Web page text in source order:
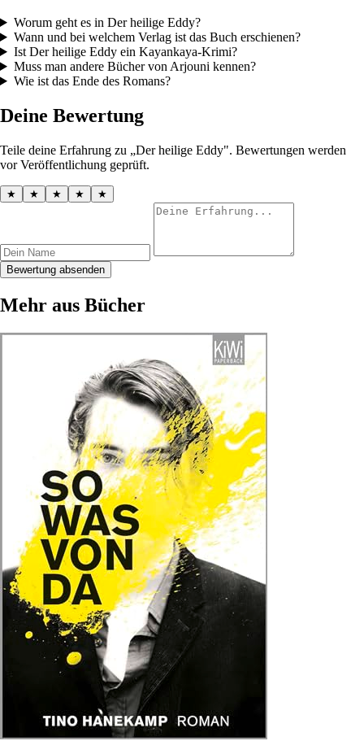
Worum geht es in Der heilige Eddy?
Wann und bei welchem Verlag ist das Buch erschienen?
Ist Der heilige Eddy ein Kayankaya-Krimi?
Muss man andere Bücher von Arjouni kennen?
Wie ist das Ende des Romans?
Deine Bewertung
Teile deine Erfahrung zu „Der heilige Eddy". Bewertungen werden
vor Veröffentlichung geprüft.
★ ★ ★ ★ ★
Bewertung absenden
Mehr aus Bücher